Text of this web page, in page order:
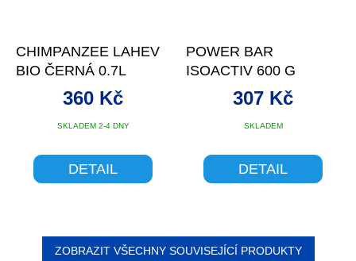
CHIMPANZEE LAHEV
BIO ČERNÁ 0.7L
SKLADEM 2-4 DNY
360 Kč
DETAIL
POWER BAR
ISOACTIV 600 G
SKLADEM
307 Kč
DETAIL
ZOBRAZIT VŠECHNY SOUVISEJÍCÍ PRODUKTY